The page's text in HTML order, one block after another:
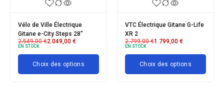
Électrique Gitane G-Life
€1.799,00€
Choix des options
VTC Électrique Gitane e-
Verso Steps mixte D9
2.799,00€2.199,00€
Choix des options